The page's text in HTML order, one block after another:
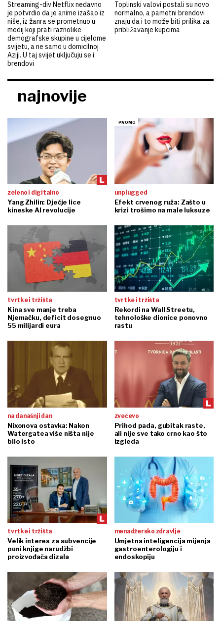
Streaming-div Netflix nedavno
je potvrdio da je anime izašao iz
niše, iz žanra se prometnuo u
medij koji prati raznolike
demografske skupine u cijelome
svijetu, a ne samo u domicilnoj
Aziji. U taj svijet uključuju se i
brendovi
Toplinski valovi postali su novo
normalno, a pametni brendovi
znaju da i to može biti prilika za
približavanje kupcima
najnovije
zeleno i digitalno
Yang Zhilin: Dječje lice
kineske AI revolucije
unplugged
Efekt crvenog ruža: Zašto u
krizi trošimo na male luksuze
tvrtke i tržišta
Kina sve manje treba
Njemačku, deficit dosegnuo
55 milijardi eura
tvrtke i tržišta
Rekordi na Wall Streetu,
tehnološke dionice ponovno
rastu
na današnji dan
Nixonova ostavka: Nakon
Watergatea više ništa nije
bilo isto
zvečevo
Prihod pada, gubitak raste,
ali nije sve tako crno kao što
izgleda
tvrtke i tržišta
Velik interes za subvencije
puni knjige narudžbi
proizvođača dizala
menadžersko zdravlje
Umjetna inteligencija mijenja
gastroenterologiju i
endoskopiju